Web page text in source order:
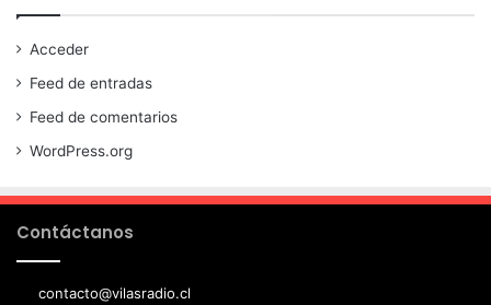
Acceder
Feed de entradas
Feed de comentarios
WordPress.org
Contáctanos
contacto@vilasradio.cl